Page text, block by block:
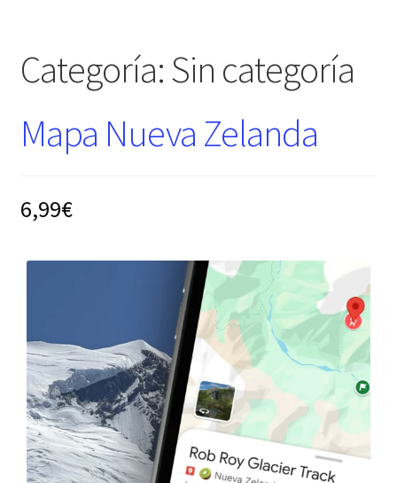
la
al
contenido
Categoría:Sin categoría
Mapa Nueva Zelanda ​
6,99€